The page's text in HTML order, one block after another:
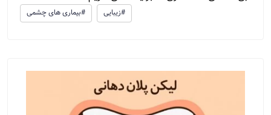
#بیماری های چشمی #زیبایی